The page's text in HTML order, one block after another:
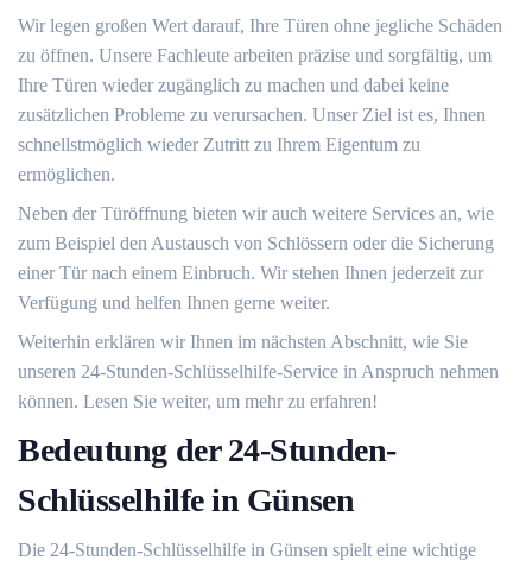
Wir legen großen Wert darauf, Ihre Türen ohne jegliche Schäden
zu öffnen.​ Unsere Fachleute arbeiten präzise und sorgfältig, um
Ihre Türen wieder zugänglich zu machen und dabei keine
zusätzlichen Probleme zu verursachen.​ Unser Ziel ist es, Ihnen
schnellstmöglich wieder Zutritt zu Ihrem Eigentum zu
ermöglichen.​
Neben der Türöffnung bieten wir auch weitere Services an, wie
zum Beispiel den Austausch von Schlössern oder die Sicherung
einer Tür nach einem Einbruch.​ Wir stehen Ihnen jederzeit zur
Verfügung und helfen Ihnen gerne weiter.​
Weiterhin erklären wir Ihnen im nächsten Abschnitt, wie Sie
unseren 24-Stunden-Schlüsselhilfe-Service in Anspruch nehmen
können.​ Lesen Sie weiter, um mehr zu erfahren!​
Bedeutung der 24-Stunden-
Schlüsselhilfe in Günsen
Die 24-Stunden-Schlüsselhilfe in Günsen spielt eine wichtige